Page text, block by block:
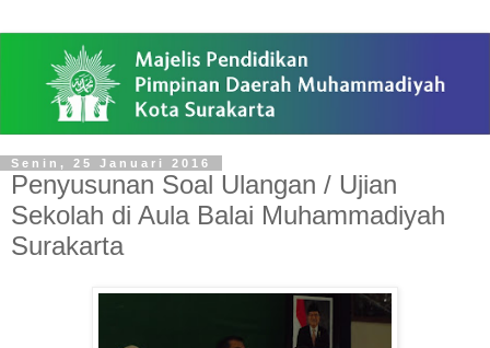
Senin, 25 Januari 2016
Penyusunan Soal Ulangan / Ujian
Sekolah di Aula Balai Muhammadiyah
Surakarta